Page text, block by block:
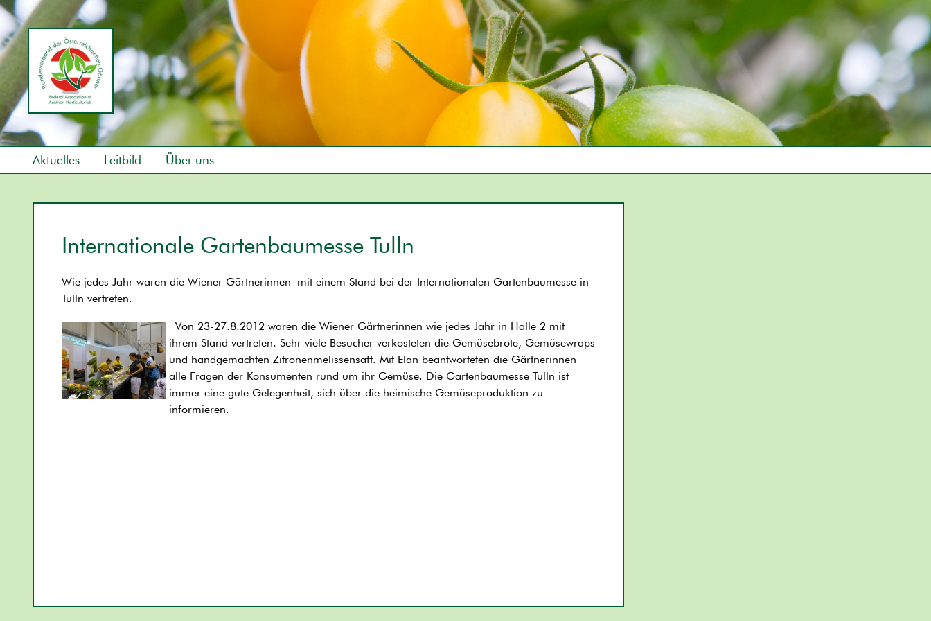
Aktuelles Leitbild Über uns
Internationale Gartenbaumesse Tulln
Wie jedes Jahr waren die Wiener Gärtnerinnen mit einem Stand bei der Internationalen Gartenbaumesse in
Tulln vertreten.
Von 23-27.8.2012 waren die Wiener Gärtnerinnen wie jedes Jahr in Halle 2 mit
ihrem Stand vertreten. Sehr viele Besucher verkosteten die Gemüsebrote, Gemüsewraps
und handgemachten Zitronenmelissensaft. Mit Elan beantworteten die Gärtnerinnen
alle Fragen der Konsumenten rund um ihr Gemüse. Die Gartenbaumesse Tulln ist
immer eine gute Gelegenheit, sich über die heimische Gemüseproduktion zu
informieren.